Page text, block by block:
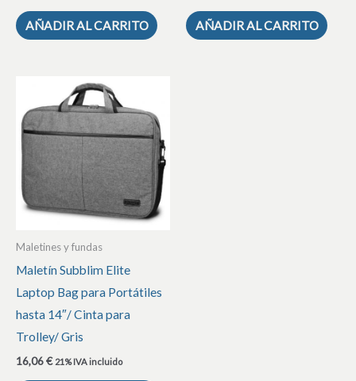
AÑADIR AL CARRITO AÑADIR AL CARRITO
Maletines y fundas
Maletín Subblim Elite
Laptop Bag para Portátiles
hasta 14″/ Cinta para
Trolley/ Gris
16,06€ 21% IVA incluido